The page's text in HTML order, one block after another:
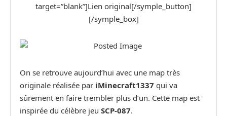
target=”blank”]Lien original[/symple_button]
[/symple_box]
On se retrouve aujourd’hui avec une map très
originale réalisée par iMinecraft1337 qui va
sûrement en faire trembler plus d’un. Cette map est
inspirée du célèbre jeu SCP-087.